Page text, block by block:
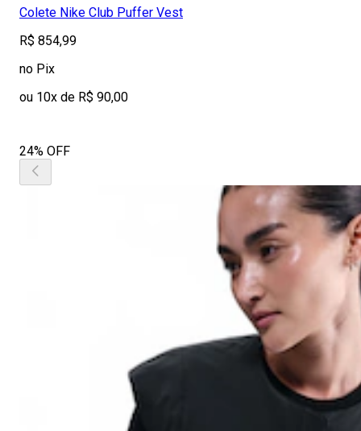
Colete Nike Club Puffer Vest
R$ 854,99
no Pix
ou 10x de R$ 90,00
24% OFF